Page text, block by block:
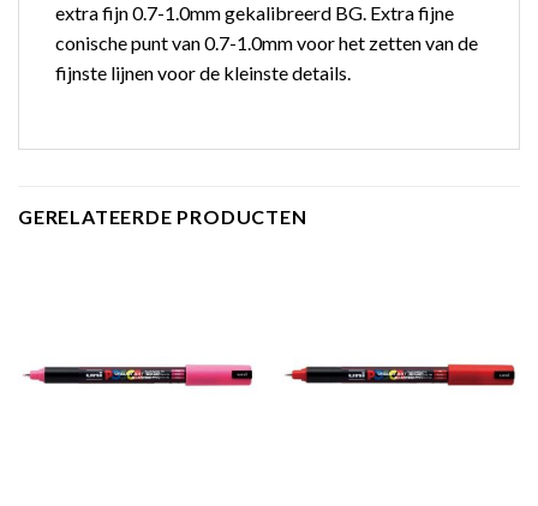
extra fijn 0.7-1.0mm gekalibreerd BG. Extra fijne
conische punt van 0.7-1.0mm voor het zetten van de
fijnste lijnen voor de kleinste details.
GERELATEERDE PRODUCTEN